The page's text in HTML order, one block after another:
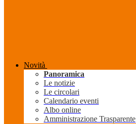
Novità
Panoramica
Le notizie
Le circolari
Calendario eventi
Albo online
Amministrazione Trasparente